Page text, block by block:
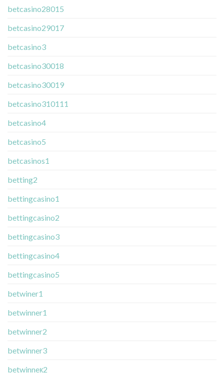
betcasino28015
betcasino29017
betcasino3
betcasino30018
betcasino30019
betcasino310111
betcasino4
betcasino5
betcasinos1
betting2
bettingcasino1
bettingcasino2
bettingcasino3
bettingcasino4
bettingcasino5
betwiner1
betwinner1
betwinner2
betwinner3
betwinneк2